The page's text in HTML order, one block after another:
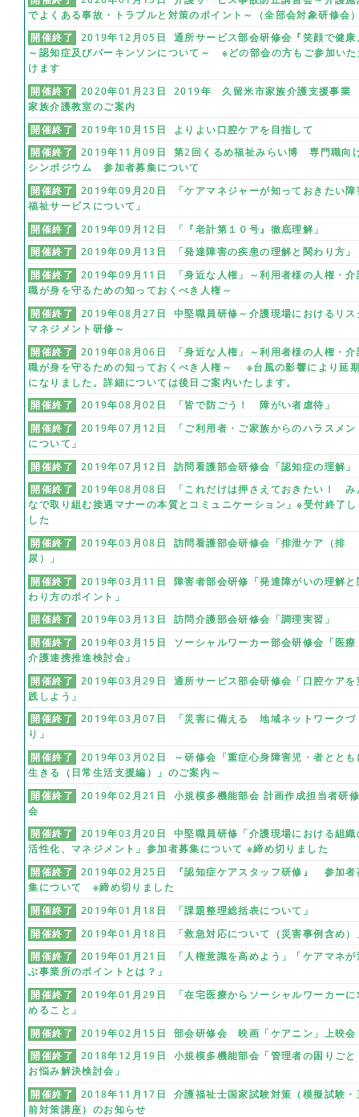
でよくある事故・トラブルと対策のポイント～（全部会対象研修会
開催終了
2019年12月05日 通所サービス部会研修会『笑顔で健康
～認知症及びパーキンソンについて～ ※どの部会の方もご参加い
けます
開催終了
2020年01月23日 2019年 久留米市家族介護支援事
家族介護教室のご案内
開催終了
2019年10月15日 よりよい口腔ケアを目指して
開催終了
2019年11月09日 第2回くるめ福祉みらい博 専門職向
シンポジウム 参加者募集について
開催終了
2019年09月20日 「ケアマネジャーが知っておきたい障
福祉サービスについて」
開催終了
2019年09月12日 「『老計第１０号』徹底理解」
開催終了
2019年09月13日 「発達障害の疾患の理解と関わり方」
開催終了
2019年09月11日 「身近な人権」～利用者様の人権・介
職が身を守るための知っておくべき人権～
開催終了
2019年08月27日 中堅職員研修～介護現場におけるリス
マネジメント研修～
開催終了
2019年08月06日 「身近な人権」～利用者様の人権・介
職が身を守るための知っておくべき人権～ ※台風の影響により延
になりました。詳細については後日ご案内いたします。
開催終了
2019年08月02日 「皆で防ごう！ 障がい者虐待」
開催終了
2019年07月12日 「ご利用者・ご家族からのハラスメン
について」
開催終了
2019年07月12日 訪問看護部会研修会「認知症の理解」
開催終了
2019年08月08日 「これだけは押さえておきたい！ み
なで取り組む接遇マナーの本質とコミュニケーション」※受付終了
した
開催終了
2019年03月08日 訪問看護部会研修会「排泄ケア（排
尿）」
開催終了
2019年03月11日 障害者部会研修「発達障がいの理解と
わり方のポイント」
開催終了
2019年03月13日 訪問介護部会研修会「調理実習」
開催終了
2019年03月15日 ソーシャルワーカー部会研修会「医療
介護連携推進検討会」
開催終了
2019年03月29日 通所サービス部会研修会「口腔ケアを
践しよう」
開催終了
2019年03月07日 「災害に備える 地域ネットワークづ
り」
開催終了
2019年03月02日 ～研修会「重症心身障害児・者ととも
生きる（日常生活支援編）」のご案内～
開催終了
2019年02月21日 小規模多機能部会 計画作成担当者研
会
開催終了
2019年03月20日 中堅職員研修「介護現場における組織
活性化、マネジメント」参加者募集について ※締め切りました
開催終了
2019年02月25日 『認知症ケアスタッフ研修』 参加者
集について ※締め切りました
開催終了
2019年01月18日 「課題整理総括表について」
開催終了
2019年01月18日 「救急対応について（災害事例含め）
開催終了
2019年01月21日 「人権意識を高めよう」「ケアマネが
ぶ事業所のポイントとは？」
開催終了
2019年01月29日 「在宅医療からソーシャルワーカーに
めること」
開催終了
2019年02月15日 部会研修会 映画「ケアニン」上映会
開催終了
2018年12月19日 小規模多機能部会「管理者の困りごと
お悩み解決検討会」
開催終了
2018年11月17日 介護福祉士国家試験対策（模擬試験・
前対策講座）のお知らせ